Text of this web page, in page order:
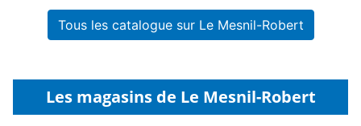
Tous les catalogue sur Le Mesnil-Robert
Les magasins de Le Mesnil-Robert